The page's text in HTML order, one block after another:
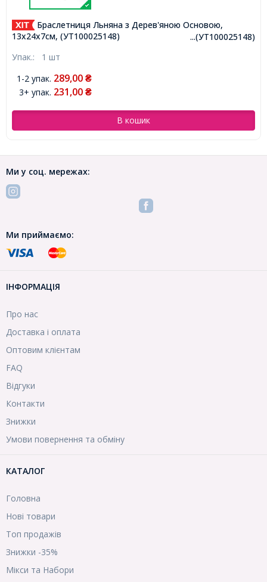
...(УТ100025148)
Браслетниця Льняна з Дерев'яною Основою,
13х24х7см, (УТ100025148)
Упак.: 1 шт
1-2 упак. 289,00 ₴
3+ упак. 231,00 ₴
В кошик
Ми у соц. мережах:
Ми приймаємо:
ІНФОРМАЦІЯ
Про нас
Доставка і оплата
Оптовим клієнтам
FAQ
Відгуки
Контакти
Знижки
Умови повернення та обміну
КАТАЛОГ
Головна
Нові товари
Топ продажів
Знижки -35%
Мікси та Набори